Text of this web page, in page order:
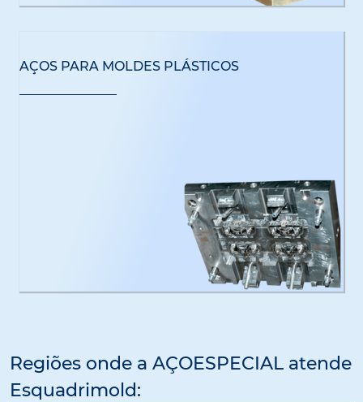
AÇOS PARA MOLDES PLÁSTICOS
Regiões onde a AÇOESPECIAL atende
Esquadrimold: